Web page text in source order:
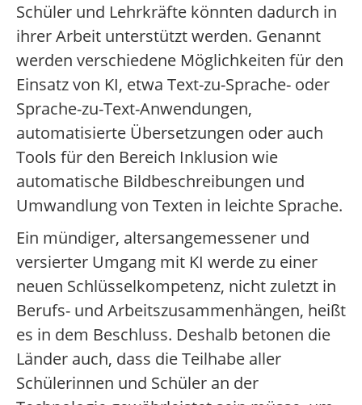
Schüler und Lehrkräfte könnten dadurch in
ihrer Arbeit unterstützt werden. Genannt
werden verschiedene Möglichkeiten für den
Einsatz von KI, etwa Text-zu-Sprache- oder
Sprache-zu-Text-Anwendungen,
automatisierte Übersetzungen oder auch
Tools für den Bereich Inklusion wie
automatische Bildbeschreibungen und
Umwandlung von Texten in leichte Sprache.
Ein mündiger, altersangemessener und
versierter Umgang mit KI werde zu einer
neuen Schlüsselkompetenz, nicht zuletzt in
Berufs- und Arbeitszusammenhängen, heißt
es in dem Beschluss. Deshalb betonen die
Länder auch, dass die Teilhabe aller
Schülerinnen und Schüler an der